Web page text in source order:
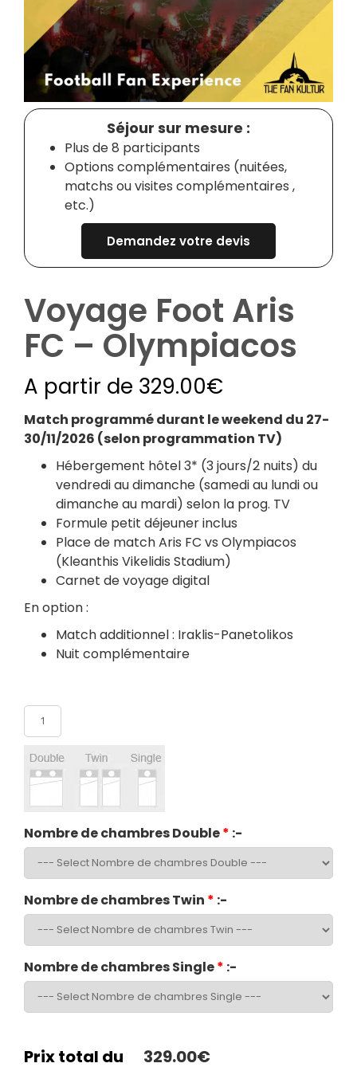
Séjour sur mesure :
Plus de 8 participants
Options complémentaires (nuitées,
matchs ou visites complémentaires ,
etc.)
Demandez votre devis
Voyage Foot Aris
FC – Olympiacos
A partir de 329.00€
Match programmé durant le weekend du 27-
30/11/2026 (selon programmation TV)
Hébergement hôtel 3* (3 jours/2 nuits) du
vendredi au dimanche (samedi au lundi ou
dimanche au mardi) selon la prog. TV
Formule petit déjeuner inclus
Place de match Aris FC vs Olympiacos
(Kleanthis Vikelidis Stadium)
Carnet de voyage digital
En option :
Match additionnel : Iraklis-Panetolikos
Nuit complémentaire
Nombre de chambres Double* :-
Nombre de chambres Twin * :-
Nombre de chambres Single* :-
Prix total du
329.00€